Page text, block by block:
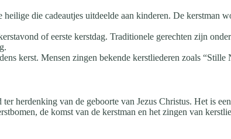
die cadeautjes uitdeelde aan kinderen. De kerstman
of eerste kerstdag. Traditionele gerechten zijn
kerst. Mensen zingen bekende kerstliederen zoals
herdenking van de geboorte van Jezus Christus. Het is
de komst van de kerstman en het zingen van